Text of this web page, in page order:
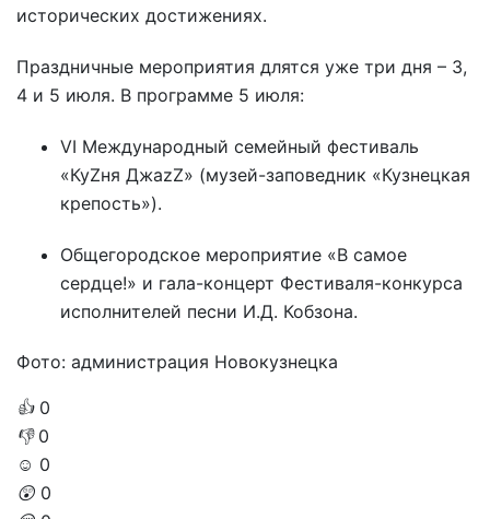
исторических достижениях.
Праздничные мероприятия длятся уже три дня – 3,
4 и 5 июля. В программе 5 июля:
VI Международный семейный фестиваль
«КуZня ДжаzZ» (музей-заповедник «Кузнецкая
крепость»).
Общегородское мероприятие «В самое
сердце!» и гала-концерт Фестиваля-конкурса
исполнителей песни И.Д. Кобзона.
Фото: администрация Новокузнецка
👍 0
👎 0
☺️ 0
😲 0